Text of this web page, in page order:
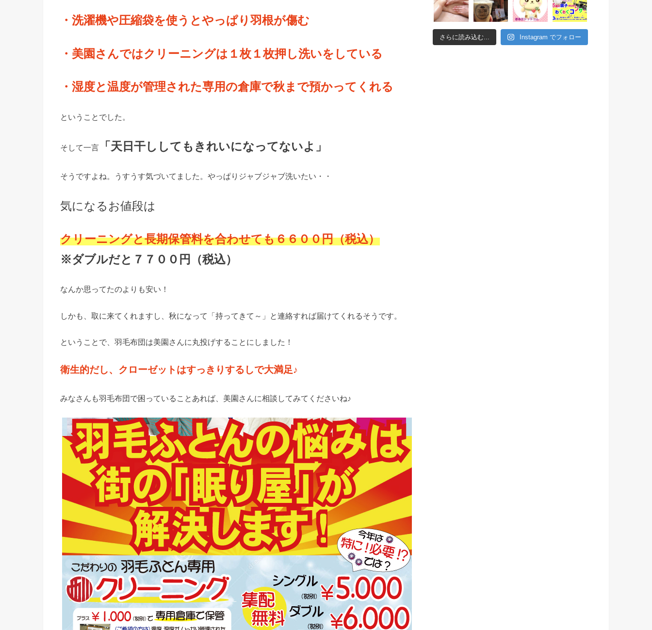
・洗濯機や圧縮袋を使うとやっぱり羽根が傷む
・美園さんではクリーニングは１枚１枚押し洗いをしている
・湿度と温度が管理された専用の倉庫で秋まで預かってくれる
ということでした。
そして一言 「天日干ししてもきれいになってないよ」
そうですよね。うすうす気づいてました。やっぱりジャブジャブ洗いたい・・
気になるお値段は
クリーニングと長期保管料を合わせても６６００円（税込）
※ダブルだと７７００円（税込）
なんか思ってたのよりも安い！
しかも、取に来てくれますし、秋になって「持ってきて～」と連絡すれば届けてくれるそうです。
ということで、羽毛布団は美園さんに丸投げすることにしました！
衛生的だし、クローゼットはすっきりするしで大満足♪
みなさんも羽毛布団で困っていることあれば、美園さんに相談してみてくださいね♪
さらに読み込む... Instagram でフォロー